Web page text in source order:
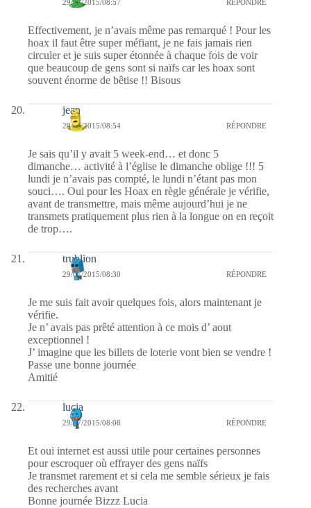
29/07/2015/08:57 RÉPONDRE
Effectivement, je n’avais même pas remarqué ! Pour les
hoax il faut être super méfiant, je ne fais jamais rien
circuler et je suis super étonnée à chaque fois de voir
que beaucoup de gens sont si naïfs car les hoax sont
souvent énorme de bêtise !! Bisous
jean
29/07/2015/08:54 RÉPONDRE
Je sais qu’il y avait 5 week-end… et donc 5
dimanche… activité à l’église le dimanche oblige !!! 5
lundi je n’avais pas compté, le lundi n’étant pas mon
souci…. Oui pour les Hoax en règle générale je vérifie,
avant de transmettre, mais même aujourd’hui je ne
transmets pratiquement plus rien à la longue on en reçoit
de trop….
trublion
29/07/2015/08:30 RÉPONDRE
Je me suis fait avoir quelques fois, alors maintenant je
vérifie.
Je n’ avais pas prêté attention à ce mois d’ aout
exceptionnel !
J’ imagine que les billets de loterie vont bien se vendre !
Passe une bonne journée
Amitié
lucia
29/07/2015/08:08 RÉPONDRE
Et oui internet est aussi utile pour certaines personnes
pour escroquer où effrayer des gens naïfs
Je transmet rarement et si cela me semble sérieux je fais
des recherches avant
Bonne journée Bizzz Lucia